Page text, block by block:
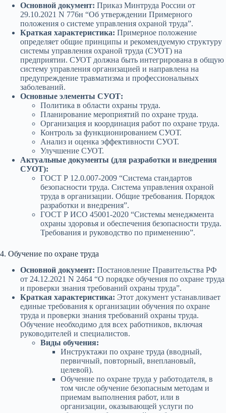
Основной документ: Приказ Минтруда России от
29.10.2021 N 776н “Об утверждении Примерного
положения о системе управления охраной труда”.
Краткая характеристика: Примерное положение
определяет общие принципы и рекомендуемую структуру
системы управления охраной труда (СУОТ) на
предприятии. СУОТ должна быть интегрирована в общую
систему управления организацией и направлена на
предупреждение травматизма и профессиональных
заболеваний.
Основные элементы СУОТ:
Политика в области охраны труда.
Планирование мероприятий по охране труда.
Организация и координация работ по охране труда.
Контроль за функционированием СУОТ.
Анализ и оценка эффективности СУОТ.
Улучшение СУОТ.
Актуальные документы (для разработки и внедрения
СУОТ):
ГОСТ Р 12.0.007-2009 “Система стандартов
безопасности труда. Система управления охраной
труда в организации. Общие требования. Порядок
разработки и внедрения”.
ГОСТ Р ИСО 45001-2020 “Системы менеджмента
охраны здоровья и обеспечения безопасности труда.
Требования и руководство по применению”.
4. Обучение по охране труда
Основной документ: Постановление Правительства РФ
от 24.12.2021 N 2464 “О порядке обучения по охране труда
и проверки знания требований охраны труда”.
Краткая характеристика: Этот документ устанавливает
единые требования к организации обучения по охране
труда и проверки знания требований охраны труда.
Обучение необходимо для всех работников, включая
руководителей и специалистов.
Виды обучения:
Инструктажи по охране труда (вводный,
первичный, повторный, внеплановый,
целевой).
Обучение по охране труда у работодателя, в
том числе обучение безопасным методам и
приемам выполнения работ, или в
организации, оказывающей услуги по